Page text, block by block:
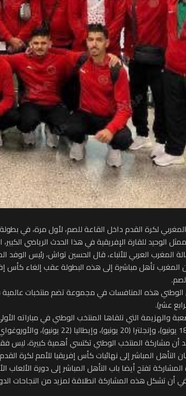
لكرة القدم داخل القاعة للصم، لأول مرة، في بطولة العالم لهذه الفئة، التي تقام
الإفريقية في هذا الحدث الرياضي الكبير، الذي يجمع 19 من أفضل المنتخبات العالمية، مسجلا بذلك إنجازا جديدا
المغرب العربي للأنباء، قال الحسين تواش، رئيس
إن المغرب تأهل مباشرة إلى هذه البطولة عقب إلغاء كأس
هذه المنافسات في مجموعة تضم منتخبات عالمية قوية،
عشر).
والهزيمة التي تلقاها المنتخب الوطني في مباراته
أن مشاركة المنتخب الوطني تكتسي أهمية كبيرة، ليس
المباشر إلى نهائيات كأس إفريقيا للأمم لكرة
أن تشكل هذه المشاركة انطلاقة لمزيد من النجاحات